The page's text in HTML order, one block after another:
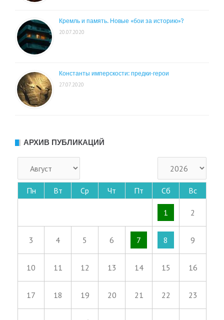
Кремль и память. Новые «бои за историю»?
20.07.2020
Константы имперскости: предки-герои
27.07.2020
АРХИВ ПУБЛИКАЦИЙ
Пн Вт Ср Чт Пт Сб Вс
1 2
3 4 5 6 7 8 9
10 11 12 13 14 15 16
17 18 19 20 21 22 23